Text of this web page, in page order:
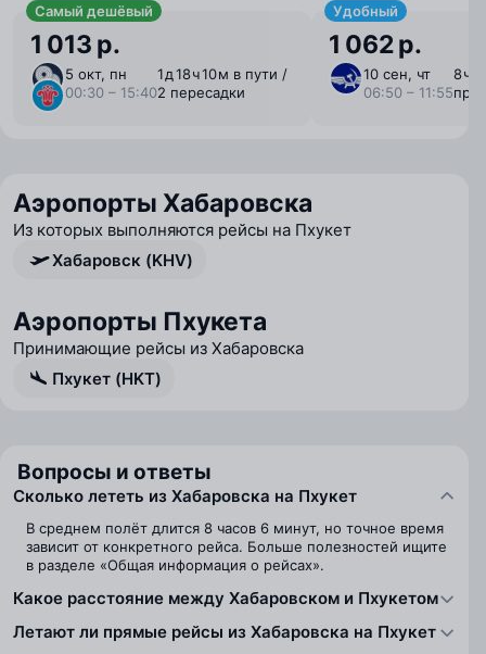
Самый дешёвый
1 013 р.
5 окт, пн
00:30 – 15:40
1 ⁠д 18 ⁠ч 10 ⁠м в пути /
2 пересадки
Удобный
1 062 р.
10 сен, чт
06:50 – 11:55
8 ⁠ч
Аэропорты Хабаровска
Из которых выполняются рейсы на Пхукет
Хабаровск (KHV)
Аэропорты Пхукета
Принимающие рейсы из Хабаровска
Пхукет (HKT)
Вопросы и ответы
Сколько лететь из Хабаровска на Пхукет
В среднем полёт длится 8 часов 6 минут, но точное время
зависит от конкретного рейса. Больше полезностей ищите
в разделе «Общая информация о рейсах».
Какое расстояние между Хабаровском и Пхукетом
Летают ли прямые рейсы из Хабаровска на Пхукет